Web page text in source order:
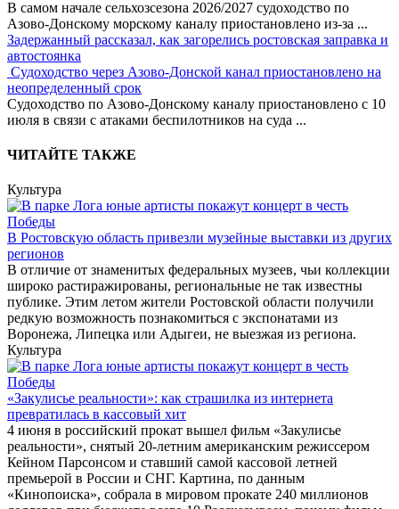
В самом начале сельхозсезона 2026/2027 судоходство по
Азово-Донскому морскому каналу приостановлено из-за ...
Задержанный рассказал, как загорелись ростовская заправка и
автостоянка
Судоходство через Азово-Донской канал приостановлено на
неопределенный срок
Судоходство по Азово-Донскому каналу приостановлено с 10
июля в связи с атаками беспилотников на суда ...
ЧИТАЙТЕ ТАКЖЕ
Культура
В Ростовскую область привезли музейные выставки из других
регионов
В отличие от знаменитых федеральных музеев, чьи коллекции
широко растиражированы, региональные не так известны
публике. Этим летом жители Ростовской области получили
редкую возможность познакомиться с экспонатами из
Воронежа, Липецка или Адыгеи, не выезжая из региона.
Культура
«Закулисье реальности»: как страшилка из интернета
превратилась в кассовый хит
4 июня в российский прокат вышел фильм «Закулисье
реальности», снятый 20-летним американским режиссером
Кейном Парсонсом и ставший самой кассовой летней
премьерой в России и СНГ. Картина, по данным
«Кинопоиска», собрала в мировом прокате 240 миллионов